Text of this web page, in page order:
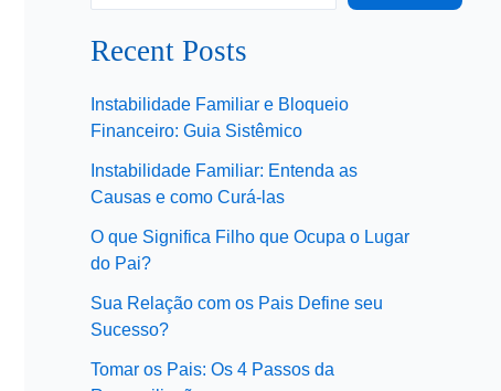
Recent Posts
Instabilidade Familiar e Bloqueio
Financeiro: Guia Sistêmico
Instabilidade Familiar: Entenda as
Causas e como Curá-las
O que Significa Filho que Ocupa o Lugar
do Pai?
Sua Relação com os Pais Define seu
Sucesso?
Tomar os Pais: Os 4 Passos da